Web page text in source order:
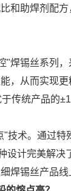
和助焊剂配
"焊锡丝系列
，从而实现
传统产品的
技术。通过
计完美解决
焊锡丝产品